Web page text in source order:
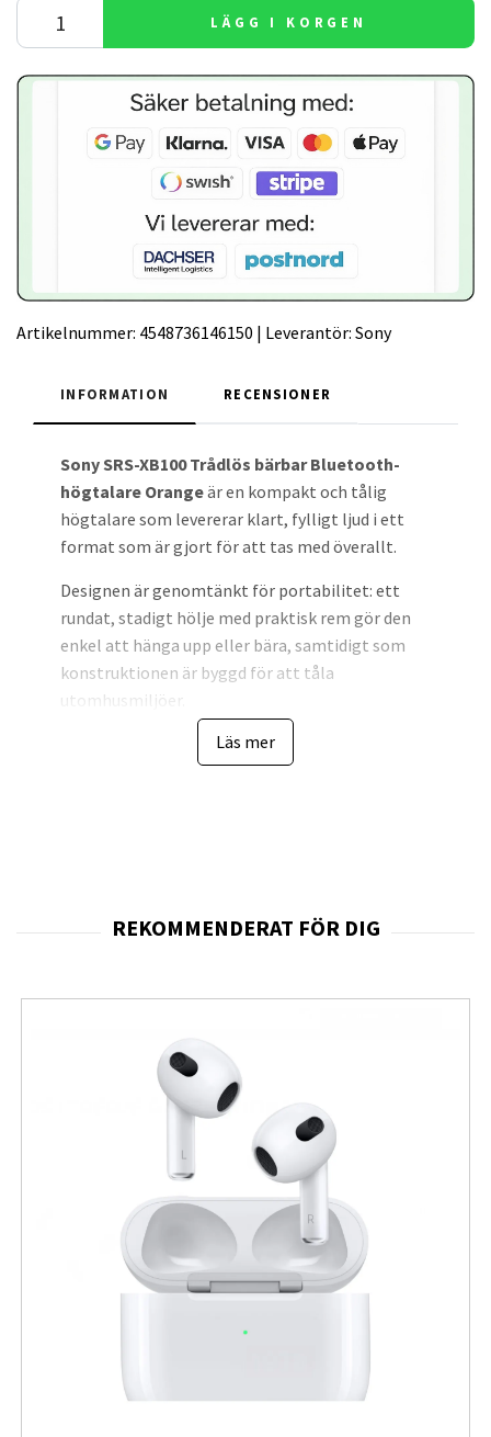
LÄGG I KORGEN
Artikelnummer: 4548736146150 | Leverantör: Sony
INFORMATION RECENSIONER
Sony SRS-XB100 Trådlös bärbar Bluetooth-
högtalare Orangeär en kompakt och tålig
högtalare som levererar klart, fylligt ljud i ett
format som är gjort för att tas med överallt.
Designen är genomtänkt för portabilitet: ett
rundat, stadigt hölje med praktisk rem gör den
enkel att hänga upp eller bära, samtidigt som
konstruktionen är byggd för att tåla
utomhusmiljöer.
Byggkvaliteten betonar hållbarhet och
miljöhänsyn; chassi och rem är delvis tillverkade
Bluetooth 5.3, stöd för SBC och AAC, en
Funktionellt erbjuder högtalaren upp till cirka 16
timmars speltid på en laddning, IP67-klassad
skyddsnivå mot vatten och damm, USB‑C-
laddning (endast laddning) och inbyggd mikrofon
för handsfree-samtal.
Målgruppen är den som söker en liten, robust
och miljömedveten bärbar högtalare för
vardagsbruk och utomhusaktiviteter — ett
prisvärt val när du vill ha god ljudkvalitet utan att
Viktiga funktioner
Bluetooth 5.3:Stabil trådlös anslutning
Läs mer